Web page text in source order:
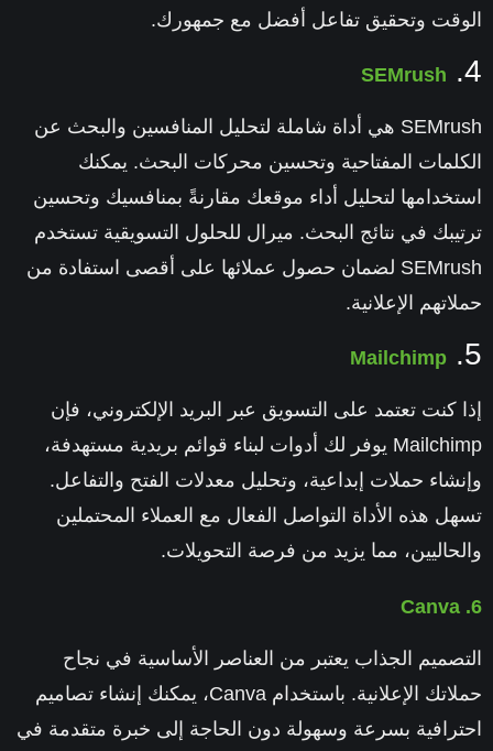
الوقت وتحقيق تفاعل أفضل مع جمهورك.
4.
SEMrush
SEMrush هي أداة شاملة لتحليل المنافسين والبحث عن
الكلمات المفتاحية وتحسين محركات البحث. يمكنك
استخدامها لتحليل أداء موقعك مقارنةً بمنافسيك وتحسين
ترتيبك في نتائج البحث.ميرال للحلول التسويقيةتستخدم
SEMrush لضمان حصول عملائها على أقصى استفادة من
حملاتهم الإعلانية.
5.
Mailchimp
إذا كنت تعتمد على التسويق عبر البريد الإلكتروني، فإن
Mailchimp يوفر لك أدوات لبناء قوائم بريدية مستهدفة،
وإنشاء حملات إبداعية، وتحليل معدلات الفتح والتفاعل.
تسهل هذه الأداة التواصل الفعال مع العملاء المحتملين
والحاليين، مما يزيد من فرصة التحويلات.
6.
Canva
التصميم الجذاب يعتبر من العناصر الأساسية في نجاح
حملاتك الإعلانية. باستخدام Canva، يمكنك إنشاء تصاميم
احترافية بسرعة وسهولة دون الحاجة إلى خبرة متقدمة في